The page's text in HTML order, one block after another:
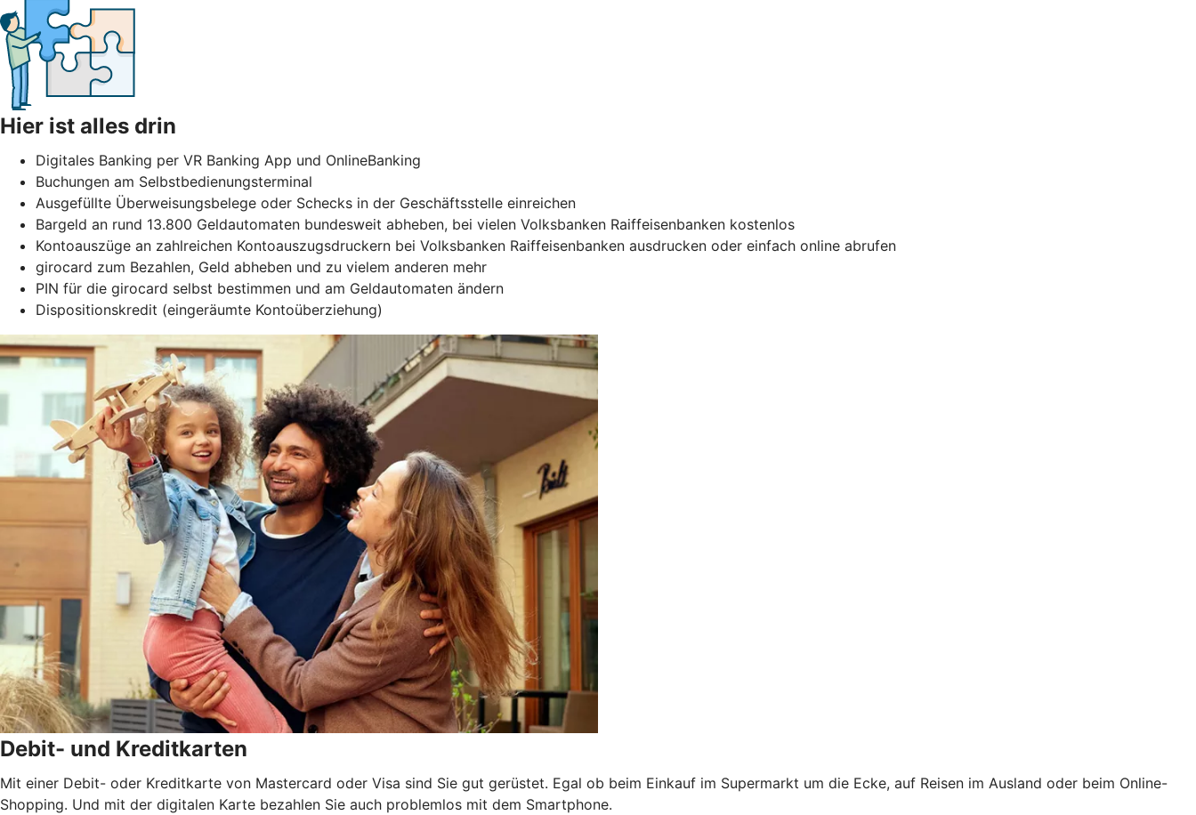
Hier ist alles drin
Digitales Banking per VR Banking App und OnlineBanking
Buchungen am Selbstbedienungsterminal
Ausgefüllte Überweisungsbelege oder Schecks in der Geschäftsstelle einreichen
Bargeld an rund 13.800 Geldautomaten bundesweit abheben, bei vielen Volksbanken Raiffeisenbanken kostenlos
Kontoauszüge an zahlreichen Kontoauszugsdruckern bei Volksbanken Raiffeisenbanken ausdrucken oder einfach online abrufen
girocard zum Bezahlen, Geld abheben und zu vielem anderen mehr
PIN für die girocard selbst bestimmen und am Geldautomaten ändern
Dispositionskredit (eingeräumte Kontoüberziehung)
Debit- und Kreditkarten
Mit einer Debit- oder Kreditkarte von Mastercard oder Visa sind Sie gut gerüstet. Egal ob beim Einkauf im Supermarkt um die Ecke, auf Reisen im Ausland oder beim Online-
Shopping. Und mit der digitalen Karte bezahlen Sie auch problemlos mit dem Smartphone.